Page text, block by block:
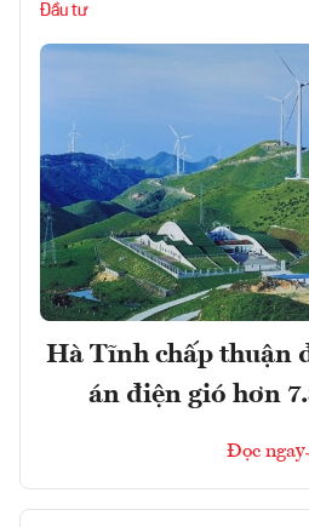
Đầu tư
Hà Tĩnh chấp thuận
án điện gió hơn
Đọc ngay